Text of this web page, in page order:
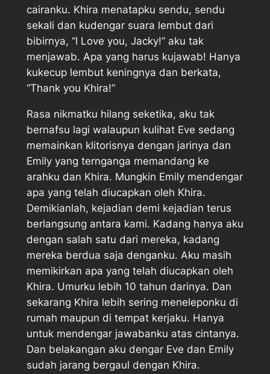
cairanku. Khira menatapku sendu, sendu
sekali dan kudengar suara lembut dari
bibirnya, “I Love you, Jacky!” aku tak
menjawab. Apa yang harus kujawab! Hanya
kukecup lembut keningnya dan berkata,
“Thank you Khira!”
Rasa nikmatku hilang seketika, aku tak
bernafsu lagi walaupun kulihat Eve sedang
memainkan klitorisnya dengan jarinya dan
Emily yang ternganga memandang ke
arahku dan Khira. Mungkin Emily mendengar
apa yang telah diucapkan oleh Khira.
Demikianlah, kejadian demi kejadian terus
berlangsung antara kami. Kadang hanya aku
dengan salah satu dari mereka, kadang
mereka berdua saja denganku. Aku masih
memikirkan apa yang telah diucapkan oleh
Khira. Umurku lebih 10 tahun darinya. Dan
sekarang Khira lebih sering meneleponku di
rumah maupun di tempat kerjaku. Hanya
untuk mendengar jawabanku atas cintanya.
Dan belakangan aku dengar Eve dan Emily
sudah jarang bergaul dengan Khira.